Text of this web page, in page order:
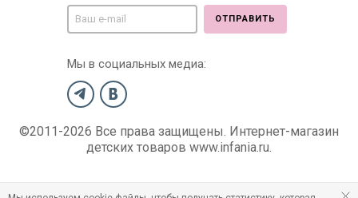
ОТПРАВИТЬ
Мы в социальных медиа:
©2011-2026 Все права защищены. Интернет-магазин
детских товаров www.infania.ru.